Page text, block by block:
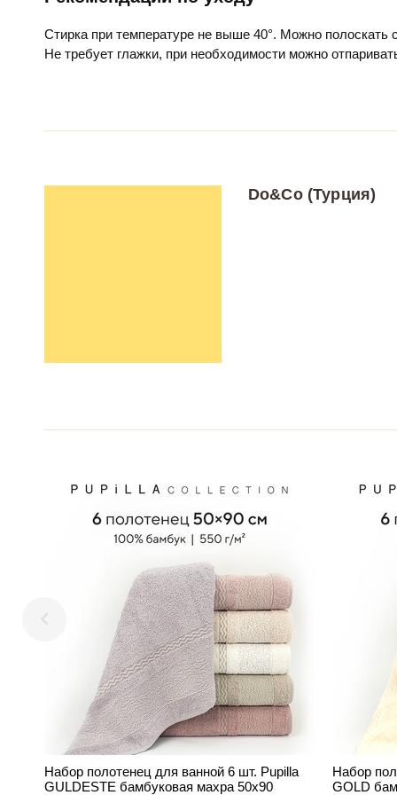
Стирка при температуре не выше 40°. Можно полоскать
Не требует глажки, при необходимости можно
Do&Co (Турция)
Набор полотенец для ванной 6 шт. Pupilla
GULDESTE бамбуковая махра 50х90
Набор
GOLD